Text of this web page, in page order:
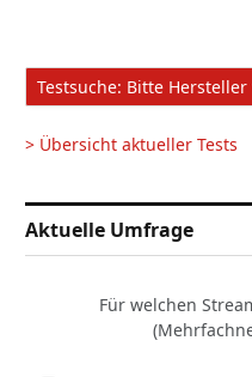
> Übersicht aktueller Tests
Aktuelle Umfrage
Für welchen